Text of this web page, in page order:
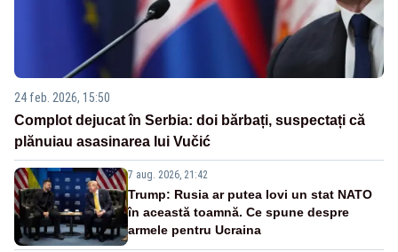
24 feb. 2026, 15:50
Complot dejucat în Serbia: doi bărbați, suspectați că
plănuiau asasinarea lui Vučić
7 aug. 2026, 21:42
Trump: Rusia ar putea lovi un stat NATO
în această toamnă. Ce spune despre
armele pentru Ucraina